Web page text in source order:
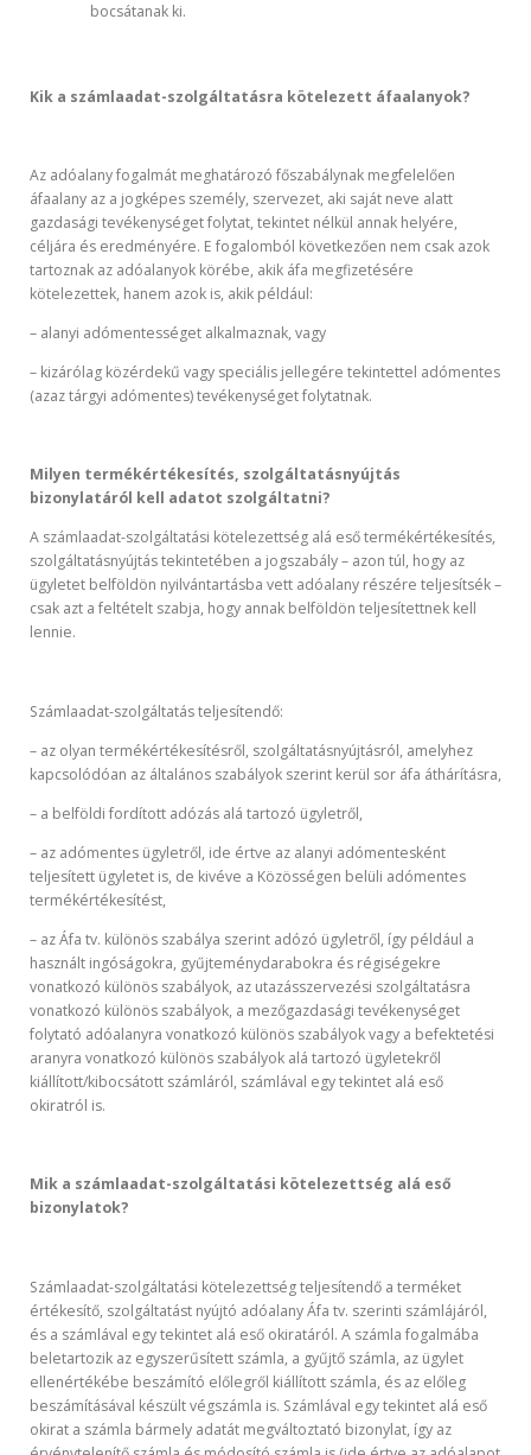
bocsátanak ki.
Kik a számlaadat-szolgáltatásra kötelezett áfaalanyok?
Az adóalany fogalmát meghatározó főszabálynak megfelelően
áfaalany az a jogképes személy, szervezet, aki saját neve alatt
gazdasági tevékenységet folytat, tekintet nélkül annak helyére,
céljára és eredményére. E fogalomból következően nem csak azok
tartoznak az adóalanyok körébe, akik áfa megfizetésére
kötelezettek, hanem azok is, akik például:
– alanyi adómentességet alkalmaznak, vagy
– kizárólag közérdekű vagy speciális jellegére tekintettel adómentes
(azaz tárgyi adómentes) tevékenységet folytatnak.
Milyen termékértékesítés, szolgáltatásnyújtás
bizonylatáról kell adatot szolgáltatni?
A számlaadat-szolgáltatási kötelezettség alá eső termékértékesítés,
szolgáltatásnyújtás tekintetében a jogszabály – azon túl, hogy az
ügyletet belföldön nyilvántartásba vett adóalany részére teljesítsék –
csak azt a feltételt szabja, hogy annak belföldön teljesítettnek kell
lennie.
Számlaadat-szolgáltatás teljesítendő:
– az olyan termékértékesítésről, szolgáltatásnyújtásról, amelyhez
kapcsolódóan az általános szabályok szerint kerül sor áfa áthárításra,
– a belföldi fordított adózás alá tartozó ügyletről,
– az adómentes ügyletről, ide értve az alanyi adómentesként
teljesített ügyletet is, de kivéve a Közösségen belüli adómentes
termékértékesítést,
– az Áfa tv. különös szabálya szerint adózó ügyletről, így például a
használt ingóságokra, gyűjteménydarabokra és régiségekre
vonatkozó különös szabályok, az utazásszervezési szolgáltatásra
vonatkozó különös szabályok, a mezőgazdasági tevékenységet
folytató adóalanyra vonatkozó különös szabályok vagy a befektetési
aranyra vonatkozó különös szabályok alá tartozó ügyletekről
kiállított/kibocsátott számláról, számlával egy tekintet alá eső
okiratról is.
Mik a számlaadat-szolgáltatási kötelezettség alá eső
bizonylatok?
Számlaadat-szolgáltatási kötelezettség teljesítendő a terméket
értékesítő, szolgáltatást nyújtó adóalany Áfa tv. szerinti számlájáról,
és a számlával egy tekintet alá eső okiratáról. A számla fogalmába
beletartozik az egyszerűsített számla, a gyűjtő számla, az ügylet
ellenértékébe beszámító előlegről kiállított számla, és az előleg
beszámításával készült végszámla is. Számlával egy tekintet alá eső
okirat a számla bármely adatát megváltoztató bizonylat, így az